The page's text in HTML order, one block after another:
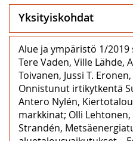
Yksityiskohdat
Alue ja ympäristö 1/
Tere Vaden, Ville Lähde,
Toivanen, Jussi T.
Onnistunut irtikytkentä
Antero Nylén,
markkinat; Olli Lehtonen,
Strandén,